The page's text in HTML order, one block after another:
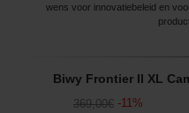
wens voor innovatiebeleid en
Biwy Frontier II XL
369,00€ -11%